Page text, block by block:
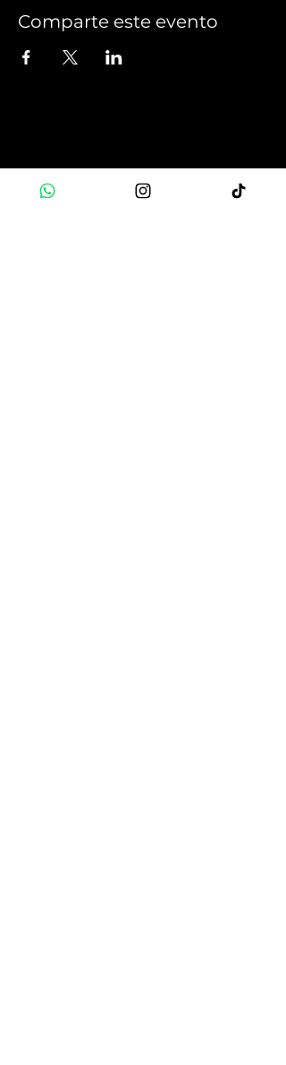
Comparte este evento